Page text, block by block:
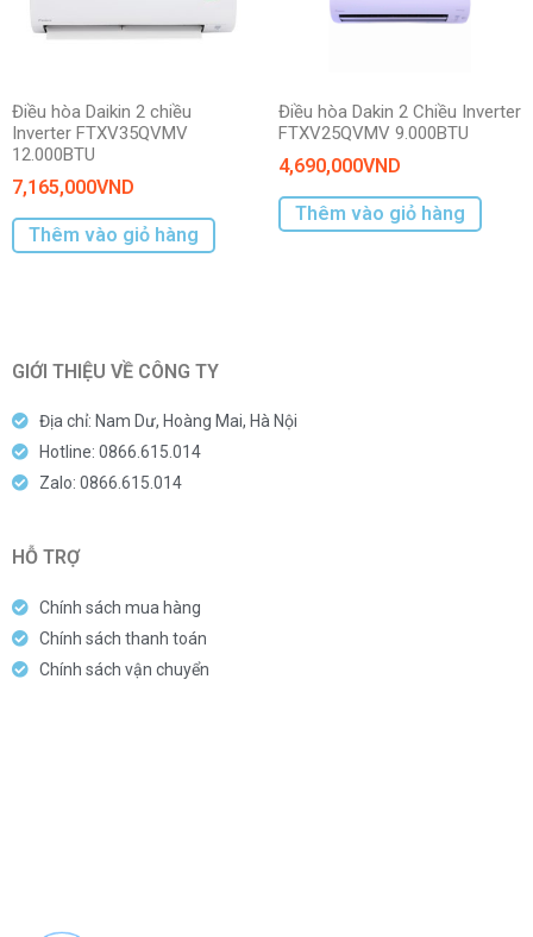
Điều hòa Daikin 2 chiều
Inverter FTXV35QVMV
12.000BTU
7,165,000VND
Thêm vào giỏ hàng
Điều hòa Dakin 2 Chiều Inverter
FTXV25QVMV 9.000BTU
4,690,000VND
Thêm vào giỏ hàng
GIỚI THIỆU VỀ CÔNG TY
Địa chỉ: Nam Dư, Hoàng Mai, Hà Nội
Hotline: 0866.615.014
Zalo: 0866.615.014
HỖ TRỢ
Chính sách mua hàng
Chính sách thanh toán
Chính sách vận chuyển